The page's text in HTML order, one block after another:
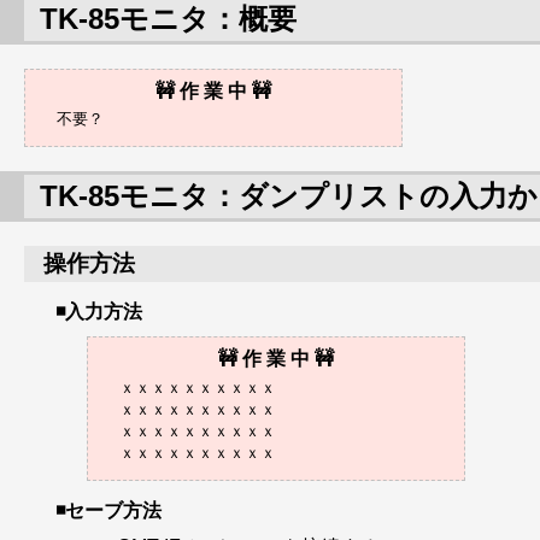
TK-85モニタ：概要
TK-85モニタ：ダンプリストの入力
操作方法
入力方法
ｘｘｘｘｘｘｘｘｘｘ
ｘｘｘｘｘｘｘｘｘｘ
ｘｘｘｘｘｘｘｘｘｘ
セーブ方法